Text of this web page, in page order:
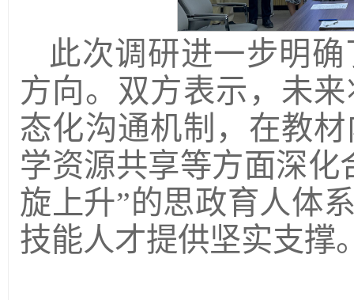
此次调研进一步明
方向。双方表示，未
态化沟通机制，在教
学资源共享等方面深化
旋上升”的思政育人体
技能人才提供坚实支撑